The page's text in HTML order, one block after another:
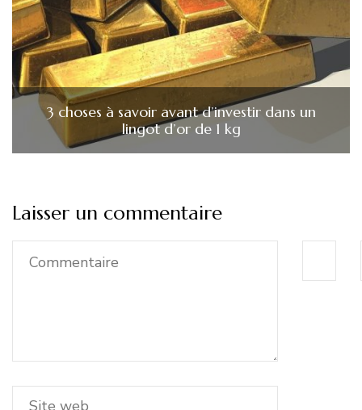
3 choses à savoir avant d’investir dans un
lingot d’or de 1 kg
Laisser un commentaire